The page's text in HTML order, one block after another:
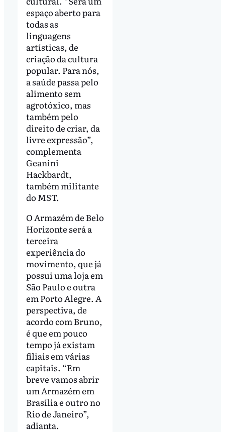
espaço aberto para
todas as
linguagens
artísticas, de
criação da cultura
popular. Para nós,
a saúde passa pelo
alimento sem
agrotóxico, mas
também pelo
direito de criar, da
livre expressão”,
complementa
Geanini
Hackbardt,
também militante
do MST.
O Armazém de Belo
Horizonte será a
terceira
experiência do
movimento, que já
possui uma loja em
São Paulo e outra
em Porto Alegre. A
perspectiva, de
acordo com Bruno,
é que em pouco
tempo já existam
filiais em várias
capitais. “Em
breve vamos abrir
um Armazém em
Brasília e outro no
Rio de Janeiro”,
adianta.